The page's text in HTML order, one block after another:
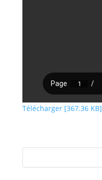
Télécharger [367.36 KB]